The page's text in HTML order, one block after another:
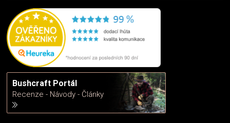
Bushcraft Portál
Recenze - Návody - Články